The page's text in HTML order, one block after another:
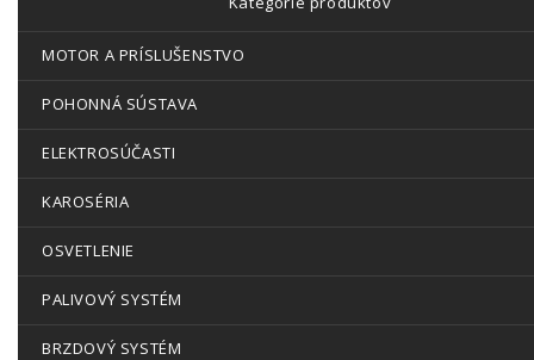
MOTOR A PRÍSLUŠENSTVO
POHONNÁ SÚSTAVA
ELEKTROSÚČASTI
KAROSÉRIA
OSVETLENIE
PALIVOVÝ SYSTÉM
BRZDOVÝ SYSTÉM